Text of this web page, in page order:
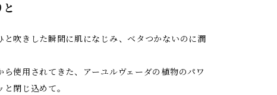
と吹きした瞬間に肌になじみ、ベタつかないのに潤
ら使用されてきた、アーユルヴェーダの植物のパワ
と閉じ込めて。